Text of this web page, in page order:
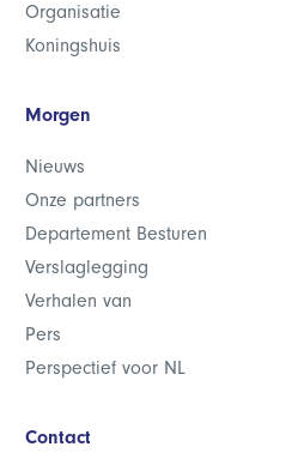
Organisatie
Koningshuis
Morgen
Nieuws
Onze partners
Departement Besturen
Verslaglegging
Verhalen van
Pers
Perspectief voor NL
Contact